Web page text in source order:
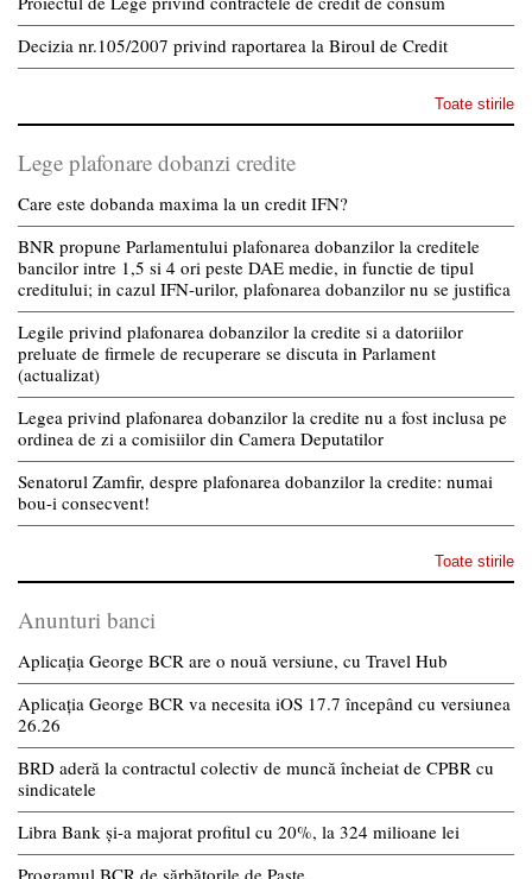
Decizia nr.105/2007 privind raportarea la Biroul de Credit
Toate stirile
Lege plafonare dobanzi credite
Care este dobanda maxima la un credit IFN?
BNR propune Parlamentului plafonarea dobanzilor la creditele
bancilor intre 1,5 si 4 ori peste DAE medie, in functie de tipul
creditului; in cazul IFN-urilor, plafonarea dobanzilor nu se justifica
Legile privind plafonarea dobanzilor la credite si a datoriilor
preluate de firmele de recuperare se discuta in Parlament
(actualizat)
Legea privind plafonarea dobanzilor la credite nu a fost inclusa pe
ordinea de zi a comisiilor din Camera Deputatilor
Senatorul Zamfir, despre plafonarea dobanzilor la credite: numai
bou-i consecvent!
Toate stirile
Anunturi banci
Aplicația George BCR are o nouă versiune, cu Travel Hub
Aplicația George BCR va necesita iOS 17.7 începând cu versiunea
26.26
BRD aderă la contractul colectiv de muncă încheiat de CPBR cu
sindicatele
Libra Bank și-a majorat profitul cu 20%, la 324 milioane lei